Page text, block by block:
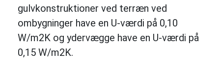
gulvkonstruktioner ved terræn ved
ombygninger have en U-værdi på 0,10
W/m2K og ydervægge have en U-værdi på
0,15 W/m2K.